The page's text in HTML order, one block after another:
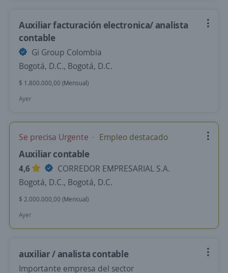
Auxiliar facturación electronica/ analista
contable
Gi Group Colombia
Bogotá, D.C., Bogotá, D.C.
$ 1.800.000,00 (Mensual)
Ayer
Se precisa Urgente Empleo destacado
Auxiliar contable
4,6
CORREDOR EMPRESARIAL S.A.
Bogotá, D.C., Bogotá, D.C.
$ 2.000.000,00 (Mensual)
Ayer
auxiliar / analista contable
Importante empresa del sector